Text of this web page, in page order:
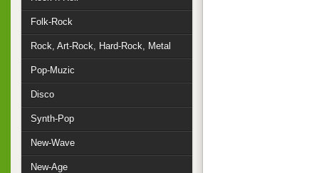
Folk-Rock
Rock, Art-Rock, Hard-Rock, Metal
Pop-Muzic
Disco
Synth-Pop
New-Wave
New-Age